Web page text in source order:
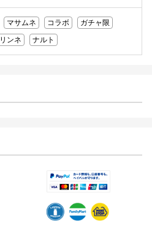
マサムネ コラボ
ガチャ限
リンネ ナルト